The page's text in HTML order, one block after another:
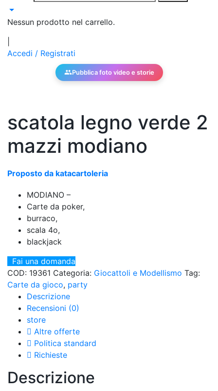
Nessun prodotto nel carrello.
Accedi / Registrati
Pubblica foto video e storie
scatola legno verde 2
mazzi modiano
Proposto da katacartoleria
MODIANO –
Carte da poker,
burraco,
scala 4o,
blackjack
Fai una domanda
COD: 19361 Categoria: Giocattoli e Modellismo Tag:
Carte da gioco, party
Descrizione
Recensioni (0)
store
Altre offerte
Politica standard
Richieste
Descrizione